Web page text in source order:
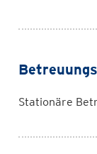
Stationäre